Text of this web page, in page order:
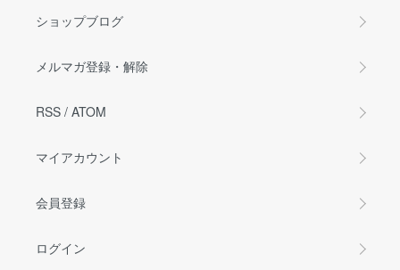
ショップブログ
メルマガ登録・解除
RSS / ATOM
マイアカウント
会員登録
ログイン